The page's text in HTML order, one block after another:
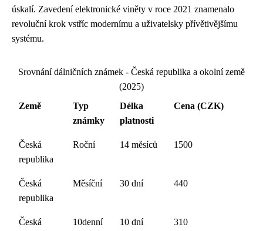
úskalí. Zavedení elektronické viněty v roce 2021 znamenalo
revoluční krok vstříc modernímu a uživatelsky přívětivějšímu
systému.
Srovnání dálničních známek - Česká republika a okolní země
(2025)
Země
Typ
známky
Délka
platnosti
Cena (CZK)
Česká
republika
Roční 14 měsíců 1500
Česká
republika
Měsíční 30 dní 440
Česká
10denní 10 dní 310